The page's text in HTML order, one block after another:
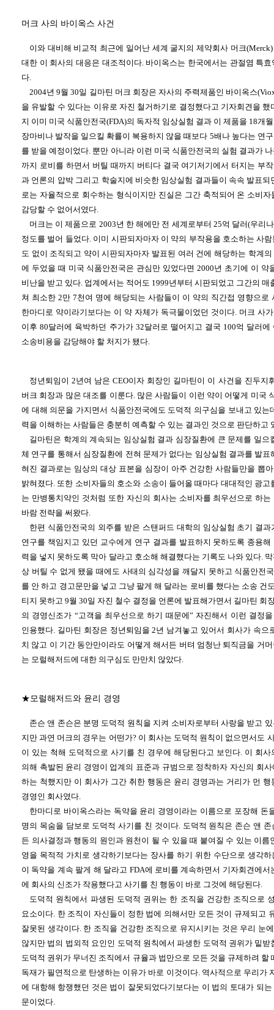
머크 사의 바이옥스 사건
이와 대비해 비교적 최근에 일어난 세계 굴지의 제약회사 머크
대한 이 회사의 대응은 대조적이다. 바이옥스는 한국에서는 관절염 특
다.
2004년 9월 30일 길마틴 머크 회장은 자사의 주력제품인 바이옥스
을 유발할 수 있다는 이유로 자진 철거하기로 결정했다고 기자회견을
지 이미 미국 식품안전국(FDA)의 독자적 임상실험 결과 이 제품을 18개
장마비나 발작을 일으킬 확률이 복용하지 않을 때보다 5배나 높다는 연
를 받을 예정이었다. 뿐만 아니라 이런 미국 식품안전국의 실험 결과가
까지 로비를 하면서 버틸 때까지 버티다 결국 여기저기에서 터지는 부
과 언론의 압박 그리고 학술지에 비슷한 임상실험 결과들이 속속 발표
로는 자율적으로 회수하는 형식이지만 진실은 그간 축적되어 온 소비
감당할 수 없어서였다.
머크는 이 제품으로 2003년 한 해에만 전 세계로부터 25억 달러(우리
정도를 벌어 들었다. 이미 시판되자마자 이 약의 부작용을 호소하는 사
도 없이 조직되고 약이 시판되자마자 발표된 여러 건에 해당하는 학계
에 두었을 때 미국 식품안전국은 관심만 있었다면 2000년 초기에 이 약
비난을 받고 있다. 업계에서는 적어도 1999년부터 시판되었고 그간의 매
쳐 최소한 2만 7천여 명에 해당되는 사람들이 이 약의 직간접 영향으로
한마디로 약이라기보다는 이 약 자체가 독극물이었던 것이다. 머크 사
이후 80달러에 육박하던 주가가 32달러로 떨어지고 결국 100억 달러
소송비용을 감당해야 할 처지가 됐다.
정년퇴임이 2년여 남은 CEO이자 회장인 길마틴이 이 사건을 진두지
버크 회장과 많은 대조를 이룬다. 많은 사람들이 이런 약이 어떻게 미국
에 대해 의문을 가지면서 식품안전국에도 도덕적 의구심을 보내고 있는
력을 이해하는 사람들은 충분히 예측할 수 있는 결과인 것으로 판단하고
길마틴은 학계의 계속되는 임상실험 결과 심장질환에 큰 문제를 일으
체 연구를 통해서 심장질환에 전혀 문제가 없다는 임상실험 결과를 발
혀진 결과로는 임상의 대상 표본을 심장이 아주 건강한 사람들만을 뽑
밝혀졌다. 또한 소비자들의 호소와 소송이 들어올 때마다 대대적인 광
는 만병통치약인 것처럼 또한 자신의 회사는 소비자를 최우선으로 하
바람 전략을 써왔다.
한편 식품안전국의 외주를 받은 스탠퍼드 대학의 임상실험 초기 결
연구를 책임지고 있던 교수에게 연구 결과를 발표하지 못하도록 종용
력을 넣지 못하도록 막아 달라고 호소해 해결했다는 기록도 나와 있다.
상 버틸 수 없게 됐을 때에도 사태의 심각성을 깨달지 못하고 식품안전
를 안 하고 경고문만을 넣고 그냥 팔게 해 달라는 로비를 했다는 소송 건
티지 못하고 9월 30일 자진 철수 결정을 언론에 발표해가면서 길마틴 회
의 경영신조가 “고객을 최우선으로 하기 때문에” 자진해서 이런 결정
인용했다. 길마틴 회장은 정년퇴임을 2년 남겨놓고 있어서 회사가 속으
치 않고 이 기간 동안만이라도 어떻게 해서든 버텨 엄청난 퇴직금을 거
는 모럴해저드에 대한 의구심도 만만치 않았다.
★모럴해저드와 윤리 경영
존슨 앤 존슨은 분명 도덕적 원칙을 지켜 소비자로부터 사랑을 받고
지만 과연 머크의 경우는 어떤가? 이 회사는 도덕적 원칙이 없으면서도
이 있는 척해 도덕적으로 사기를 친 경우에 해당된다고 보인다. 이 회
의해 촉발된 윤리 경영이 업계의 표준과 규범으로 정착하자 자신의 회
하는 척했지만 이 회사가 그간 취한 행동은 윤리 경영과는 거리가 먼
경영인 회사였다.
한마디로 바이옥스라는 독약을 윤리 경영이라는 이름으로 포장해 돈
명의 목숨을 담보로 도덕적 사기를 친 것이다. 도덕적 원칙은 존슨 앤
든 의사결정과 행동의 원인과 원천이 될 수 있을 때 붙여질 수 있는 이름
영을 목적적 가치로 생각하기보다는 장사를 하기 위한 수단으로 생각
이 독약을 계속 팔게 해 달라고 FDA에 로비를 계속하면서 기자회견에
에 회사의 신조가 작용했다고 사기를 친 행동이 바로 그것에 해당된다.
도덕적 원칙에서 파생된 도덕적 권위는 한 조직을 건강한 조직으로
요소이다. 한 조직이 자신들이 정한 법에 의해서만 모든 것이 규제되고
잘못된 생각이다. 한 조직을 건강한 조직으로 유지시키는 것은 우리 눈
않지만 법의 법외적 요인인 도덕적 원칙에서 파생한 도덕적 권위가 밑
도덕적 권위가 무너진 조직에서 규율과 법만으로 모든 것을 규제하려 할
독재가 필연적으로 탄생하는 이유가 바로 이것이다. 역사적으로 우리가
에 대항해 항쟁했던 것은 법이 잘못되었다기보다는 이 법의 토대가 되
문이었다.